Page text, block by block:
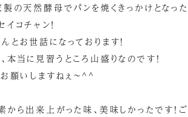
の天然酵母でパンを焼くきっかけとなった
コチャン！
お世話になっております！
当に見習うところ山盛りなのです！
願いしますねぇ～^^
から出来上がった味、美味しかったです！